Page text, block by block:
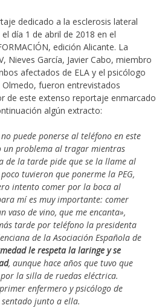
dedicado a la esclerosis lateral
día 1 de abril de 2018 en el
edición Alicante. La
Nieves García, Javier Cabo, miembro
afectados de ELA y el psicólogo
fueron entrevistados
de este extenso reportaje enmarcado
algún extracto:
puede ponerse al teléfono en este
un problema al tragar mientras
de la tarde pide que se la llame al
tuvieron que ponerme la PEG,
intento comer por la boca al
mí es muy importante: comer
vaso de vino, que me encanta»,
tarde por teléfono la presidenta
de la Asociación Española de
le respeta la laringe y se
, aunque hace años que tuvo que
la silla de ruedas eléctrica.
enfermero y psicólogo de
sentado junto a ella.